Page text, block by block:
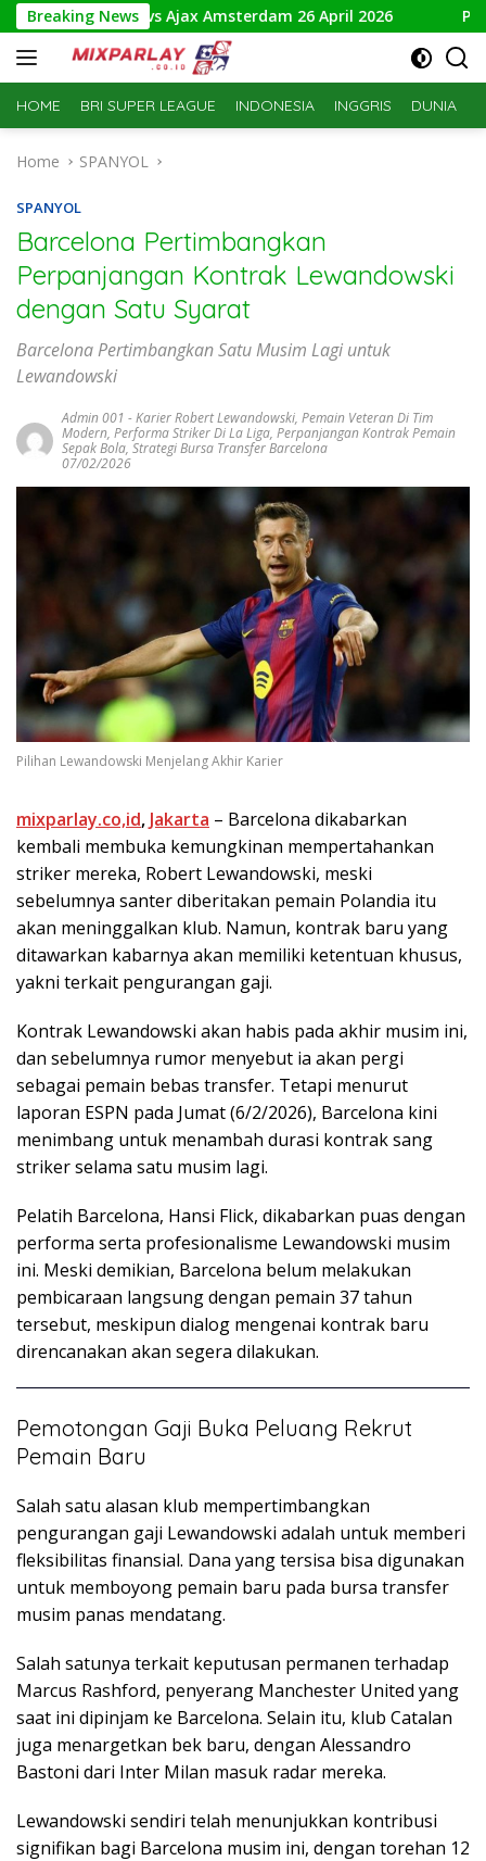
Skip
to
content
Breaking News
NAC Breda vs Ajax Amsterdam 26 April 2026 Prediksi
HOME BRI SUPER LEAGUE INDONESIA INGGRIS DUNIA
Home SPANYOL
SPANYOL
Barcelona Pertimbangkan
Perpanjangan Kontrak Lewandowski
dengan Satu Syarat
Barcelona Pertimbangkan Satu Musim Lagi untuk
Lewandowski
Admin 001 -Karier Robert Lewandowski, Pemain Veteran Di Tim
Modern, Performa Striker Di La Liga, Perpanjangan Kontrak Pemain
Sepak Bola, Strategi Bursa Transfer Barcelona
07/02/2026
Pilihan Lewandowski Menjelang Akhir Karier
mixparlay.co,id, Jakarta – Barcelona dikabarkan
kembali membuka kemungkinan mempertahankan
striker mereka, Robert Lewandowski, meski
sebelumnya santer diberitakan pemain Polandia itu
akan meninggalkan klub. Namun, kontrak baru yang
ditawarkan kabarnya akan memiliki ketentuan khusus,
yakni terkait pengurangan gaji.
Kontrak Lewandowski akan habis pada akhir musim ini,
dan sebelumnya rumor menyebut ia akan pergi
sebagai pemain bebas transfer. Tetapi menurut
laporan ESPN pada Jumat (6/2/2026), Barcelona kini
menimbang untuk menambah durasi kontrak sang
striker selama satu musim lagi.
Pelatih Barcelona, Hansi Flick, dikabarkan puas dengan
performa serta profesionalisme Lewandowski musim
ini. Meski demikian, Barcelona belum melakukan
pembicaraan langsung dengan pemain 37 tahun
tersebut, meskipun dialog mengenai kontrak baru
direncanakan akan segera dilakukan.
Pemotongan Gaji Buka Peluang Rekrut
Pemain Baru
Salah satu alasan klub mempertimbangkan
pengurangan gaji Lewandowski adalah untuk memberi
fleksibilitas finansial. Dana yang tersisa bisa digunakan
untuk memboyong pemain baru pada bursa transfer
musim panas mendatang.
Salah satunya terkait keputusan permanen terhadap
Marcus Rashford, penyerang Manchester United yang
saat ini dipinjam ke Barcelona. Selain itu, klub Catalan
juga menargetkan bek baru, dengan Alessandro
Bastoni dari Inter Milan masuk radar mereka.
Lewandowski sendiri telah menunjukkan kontribusi
signifikan bagi Barcelona musim ini, dengan torehan 12